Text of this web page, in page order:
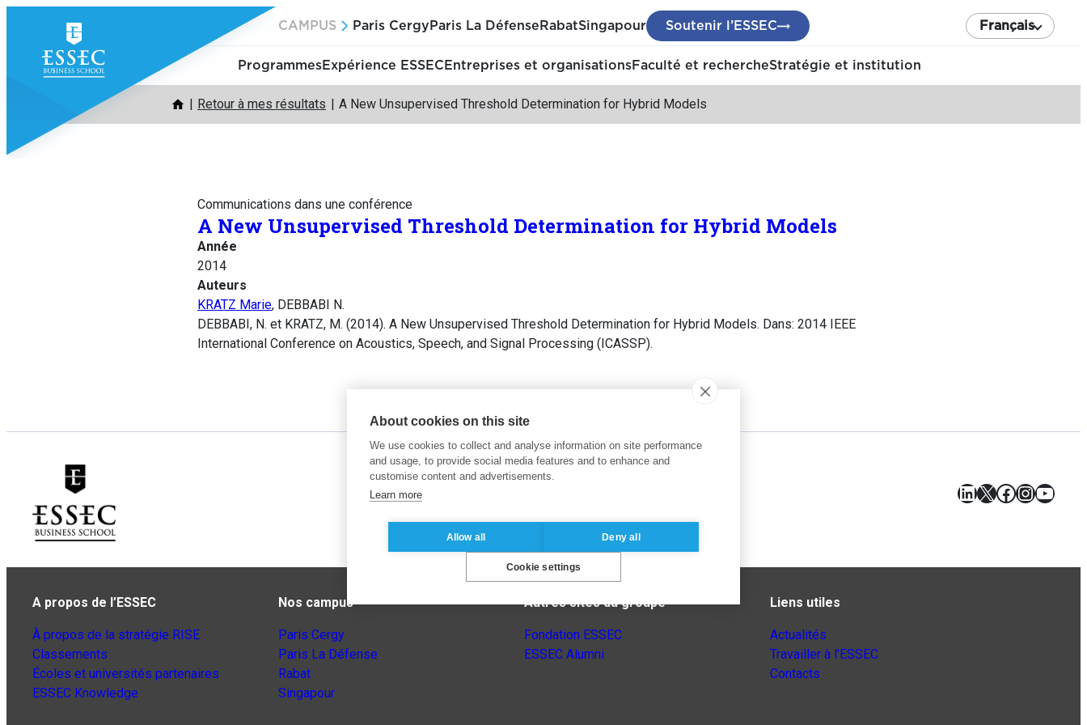
contenu
CAMPUS Paris Cergy Paris La Défense RabatSingapour Soutenir l’ESSEC Français
ProgrammesExpérience ESSEC Entreprises et organisationsFaculté et rechercheStratégie et institution
Retour à mes résultats A New Unsupervised Threshold Determination for Hybrid Models
Communications dans une conférence
A New Unsupervised Threshold Determination for Hybrid Models
Année
2014
Auteurs
KRATZ Marie, DEBBABI N.
DEBBABI, N. et KRATZ, M. (2014). A New Unsupervised Threshold Determination for Hybrid Models. Dans: 2014 IEEE
International Conference on Acoustics, Speech, and Signal Processing (ICASSP).
LinkedIn
X Facebook
A propos de l’ESSEC
À propos de la stratégie RISE
Classements
Écoles et universités partenaires
ESSEC Knowledge
Nos campus
Paris Cergy
Paris La Défense
Rabat
Singapour
Autres sites du groupe
Fondation ESSEC
ESSEC Alumni
Liens utiles
Actualités
Travailler à l’ESSEC
Contacts
About cookies on this site
We use cookies to collect and analyse information on site performance
and usage, to provide social media features and to enhance and
customise content and advertisements.
Learn more
Allow all Deny all
Cookie settings